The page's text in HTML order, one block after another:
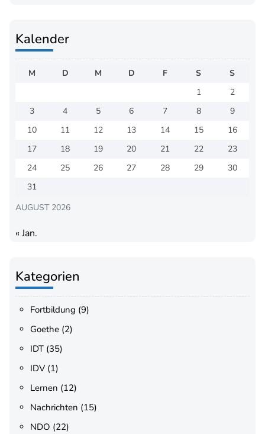
Kalender
AUGUST 2026
M D M D F S
S
1
2
3
4 5 6 7 8
9
10
11 12 13 14 15
16
17
18 19 20 21 22
23
24
25 26 27 28 29
30
31
« Jan.
Kategorien
Fortbildung (9)
Goethe (2)
IDT (35)
IDV (1)
Lernen (12)
Nachrichten (15)
NDO (22)